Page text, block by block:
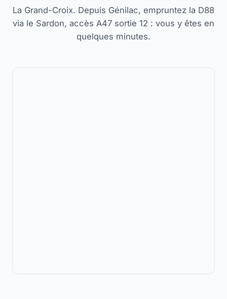
La Grand-Croix. Depuis Génilac, empruntez la D88
via le Sardon, accès A47 sortie 12 : vous y êtes en
quelques minutes.